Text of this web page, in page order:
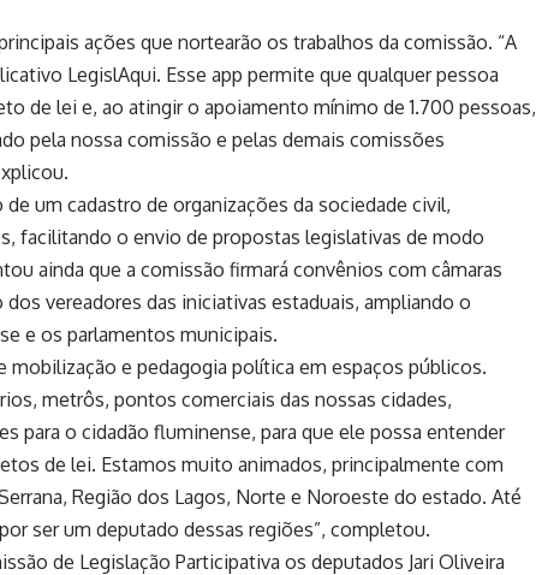
ações que nortearão os trabalhos da comissão. “A
LegislAqui. Esse app permite que qualquer pessoa
de lei e, ao atingir o apoiamento mínimo de 1.700 pessoas,
pela nossa comissão e pelas demais comissões
um cadastro de organizações da sociedade civil,
facilitando o envio de propostas legislativas de modo
ainda que a comissão firmará convênios com câmaras
vereadores das iniciativas estaduais, ampliando o
e os parlamentos municipais.
mobilização e pedagogia política em espaços públicos.
metrôs, pontos comerciais das nossas cidades,
para o cidadão fluminense, para que ele possa entender
de lei. Estamos muito animados, principalmente com
Região dos Lagos, Norte e Noroeste do estado. Até
ser um deputado dessas regiões”, completou.
de Legislação Participativa os deputados Jari Oliveira